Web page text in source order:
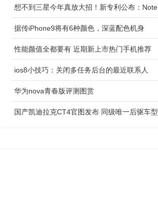
想不到三星今年真放大招！新专利公布：Note
据传iPhone9将有6种颜色，深蓝配色机身
性能颜值全都要有 近期新上市热门手机推荐
ios8小技巧：关闭多任务后台的最近联系人
华为nova青春版评测图赏
国产凯迪拉克CT4官图发布 同级唯一后驱车型